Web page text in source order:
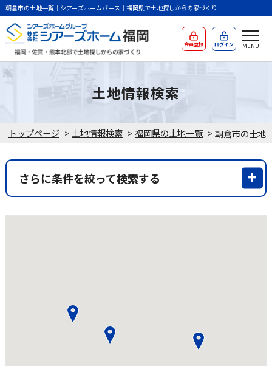
朝倉市の土地一覧｜シアーズホームバース｜福岡県で土地探しからの家づくり
会員登録 ログイン
トップページ > 土地情報検索 >福岡県の土地一覧 >朝倉市の土地
土地情報検索
さらに条件を絞って検索する